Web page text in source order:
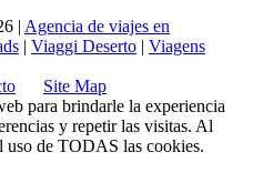
| Agencia de viajes en
| Viaggi Deserto | Viagens
Site Map
para brindarle la experiencia
y repetir las visitas. Al
uso de TODAS las cookies.